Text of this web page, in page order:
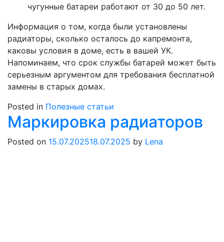
чугунные батареи работают от 30 до 50 лет.
Информация о том, когда были установлены
радиаторы, сколько осталось до капремонта,
каковы условия в доме, есть в вашей УК.
Напоминаем, что срок службы батарей может быть
серьезным аргументом для требования бесплатной
замены в старых домах.
Posted in Полезные статьи
Маркировка радиаторов
Posted on 15.07.202518.07.2025 by Lena